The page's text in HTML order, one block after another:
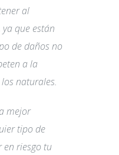
al
que están
de daños no
a la
naturales.
mejor
tipo de
en riesgo tu